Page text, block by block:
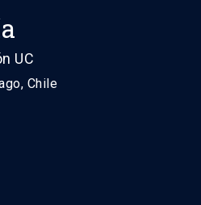
UC
Chile